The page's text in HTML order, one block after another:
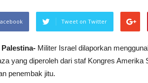
Tweet on Twitter
Militer Israel dilaporkan
yang diperoleh dari staf Kongres
penembak jitu.